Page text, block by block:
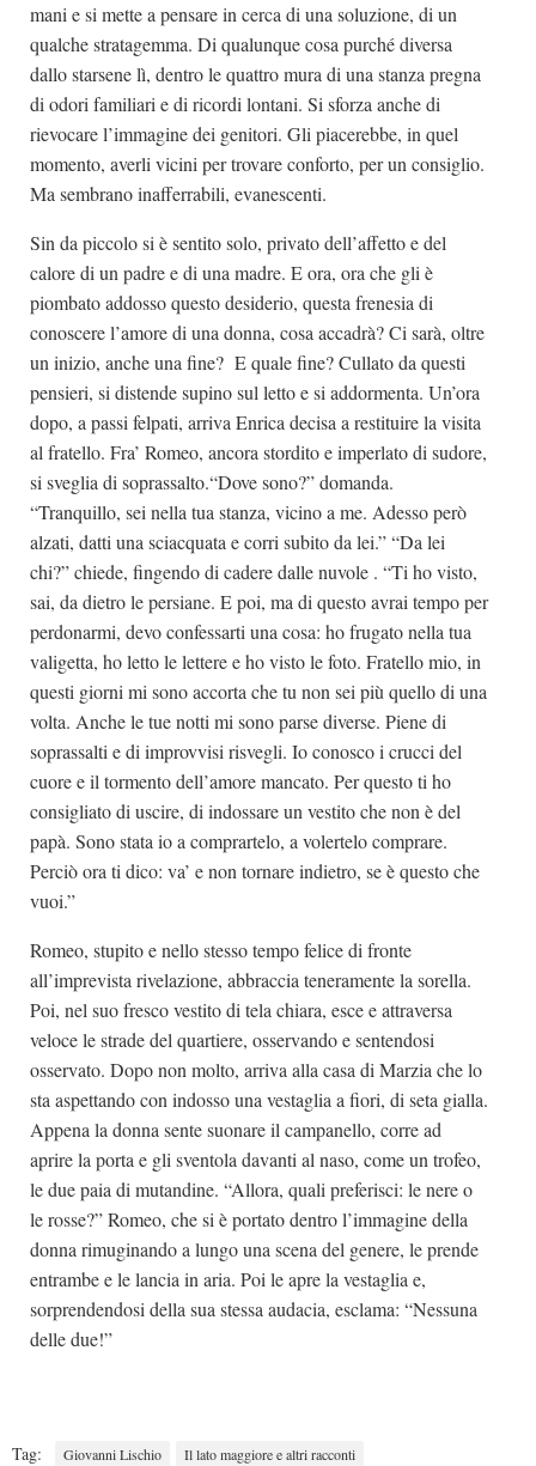
mani e si mette a pensare in cerca di una soluzione, di un
qualche stratagemma. Di qualunque cosa purché diversa
dallo starsene lì, dentro le quattro mura di una stanza pregna
di odori familiari e di ricordi lontani. Si sforza anche di
rievocare l’immagine dei genitori. Gli piacerebbe, in quel
momento, averli vicini per trovare conforto, per un consiglio.
Ma sembrano inafferrabili, evanescenti.
Sin da piccolo si è sentito solo, privato dell’affetto e del
calore di un padre e di una madre. E ora, ora che gli è
piombato addosso questo desiderio, questa frenesia di
conoscere l’amore di una donna, cosa accadrà? Ci sarà, oltre
un inizio, anche una fine? E quale fine? Cullato da questi
pensieri, si distende supino sul letto e si addormenta. Un’ora
dopo, a passi felpati, arriva Enrica decisa a restituire la visita
al fratello. Fra’ Romeo, ancora stordito e imperlato di sudore,
si sveglia di soprassalto.“Dove sono?” domanda.
“Tranquillo, sei nella tua stanza, vicino a me. Adesso però
alzati, datti una sciacquata e corri subito da lei.” “Da lei
chi?” chiede, fingendo di cadere dalle nuvole . “Ti ho visto,
sai, da dietro le persiane. E poi, ma di questo avrai tempo per
perdonarmi, devo confessarti una cosa: ho frugato nella tua
valigetta, ho letto le lettere e ho visto le foto. Fratello mio, in
questi giorni mi sono accorta che tu non sei più quello di una
volta. Anche le tue notti mi sono parse diverse. Piene di
soprassalti e di improvvisi risvegli. Io conosco i crucci del
cuore e il tormento dell’amore mancato. Per questo ti ho
consigliato di uscire, di indossare un vestito che non è del
papà. Sono stata io a comprartelo, a volertelo comprare.
Perciò ora ti dico: va’ e non tornare indietro, se è questo che
vuoi.”
Romeo, stupito e nello stesso tempo felice di fronte
all’imprevista rivelazione, abbraccia teneramente la sorella.
Poi, nel suo fresco vestito di tela chiara, esce e attraversa
veloce le strade del quartiere, osservando e sentendosi
osservato. Dopo non molto, arriva alla casa di Marzia che lo
sta aspettando con indosso una vestaglia a fiori, di seta gialla.
Appena la donna sente suonare il campanello, corre ad
aprire la porta e gli sventola davanti al naso, come un trofeo,
le due paia di mutandine. “Allora, quali preferisci: le nere o
le rosse?” Romeo, che si è portato dentro l’immagine della
donna rimuginando a lungo una scena del genere, le prende
entrambe e le lancia in aria. Poi le apre la vestaglia e,
sorprendendosi della sua stessa audacia, esclama: “Nessuna
delle due!”
Tag: Giovanni Lischio
Il lato maggiore e altri racconti